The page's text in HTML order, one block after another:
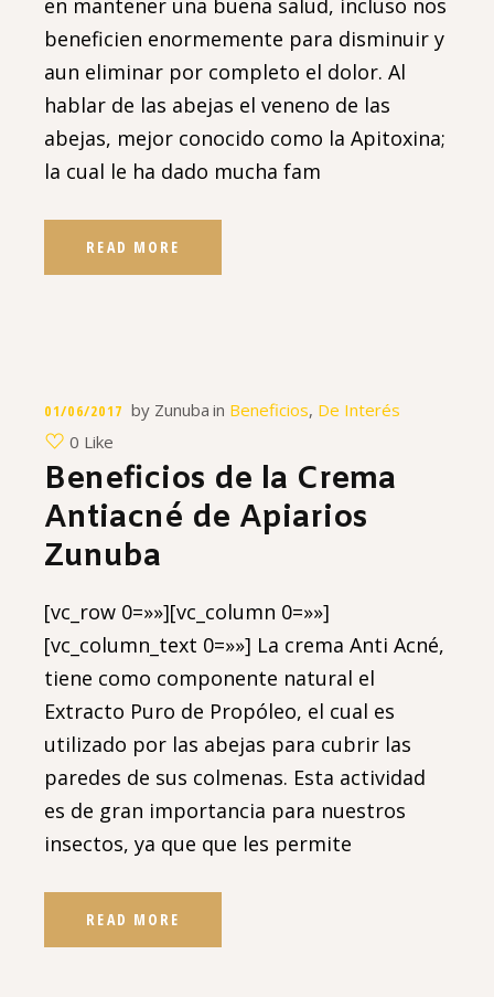
beneficien enormemente para disminuir y
aun eliminar por completo el dolor. Al
hablar de las abejas el veneno de las
abejas, mejor conocido como la Apitoxina;
la cual le ha dado mucha fam
READ MORE
01/06/2017 by Zunuba in Beneficios, De Interés
0 Like
Beneficios de la Crema
Antiacné de Apiarios
Zunuba
[vc_row 0=»»][vc_column 0=»»]
[vc_column_text 0=»»] La crema Anti Acné,
tiene como componente natural el
Extracto Puro de Propóleo, el cual es
utilizado por las abejas para cubrir las
paredes de sus colmenas. Esta actividad
es de gran importancia para nuestros
insectos, ya que que les permite
READ MORE